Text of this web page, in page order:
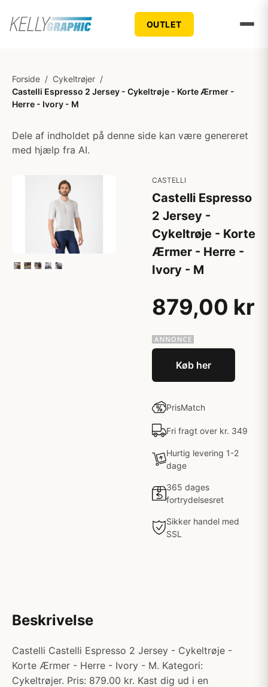
OUTLET
Forside / Cykeltrøjer /
Castelli Espresso 2 Jersey - Cykeltrøje - Korte Ærmer -
Herre - Ivory - M
Dele af indholdet på denne side kan være genereret
med hjælp fra AI.
CASTELLI
Castelli Espresso
2 Jersey -
Cykeltrøje - Korte
Ærmer - Herre -
Ivory - M
879,00 kr
Køb her
PrisMatch
Fri fragt over kr. 349
Hurtig levering 1-2
dage
365 dages
fortrydelsesret
Sikker handel med
SSL
Beskrivelse
Castelli Castelli Espresso 2 Jersey - Cykeltrøje -
Korte Ærmer - Herre - Ivory - M. Kategori:
Cykeltrøjer. Pris: 879.00 kr. Kast dig ud i en